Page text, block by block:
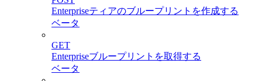
Enterpriseティアのブループリントを作成する
ベータ
GET
Enterpriseブループリントを取得する
ベータ